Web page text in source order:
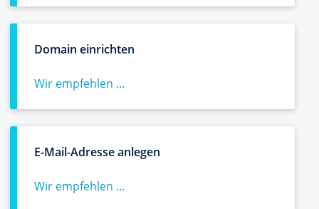
Domain einrichten
Wir empfehlen ...
E-Mail-Adresse anlegen
Wir empfehlen ...